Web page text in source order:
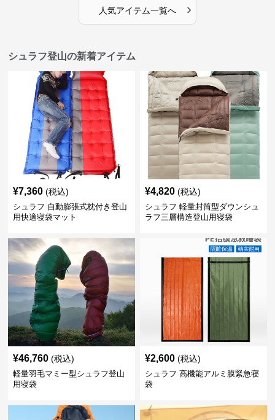
人気アイテム一覧へ ›
シュラフ登山の新着アイテム
¥7,360 (税込)
シュラフ 自動膨張式枕付き登山
用快適寝袋マット
¥4,820 (税込)
シュラフ 軽量封筒型ダウンシュ
ラフ三層構造登山用寝袋
¥46,760 (税込)
軽量羽毛マミー型シュラフ登山
用寝袋
¥2,600 (税込)
シュラフ 高機能アルミ膜緊急寝
袋